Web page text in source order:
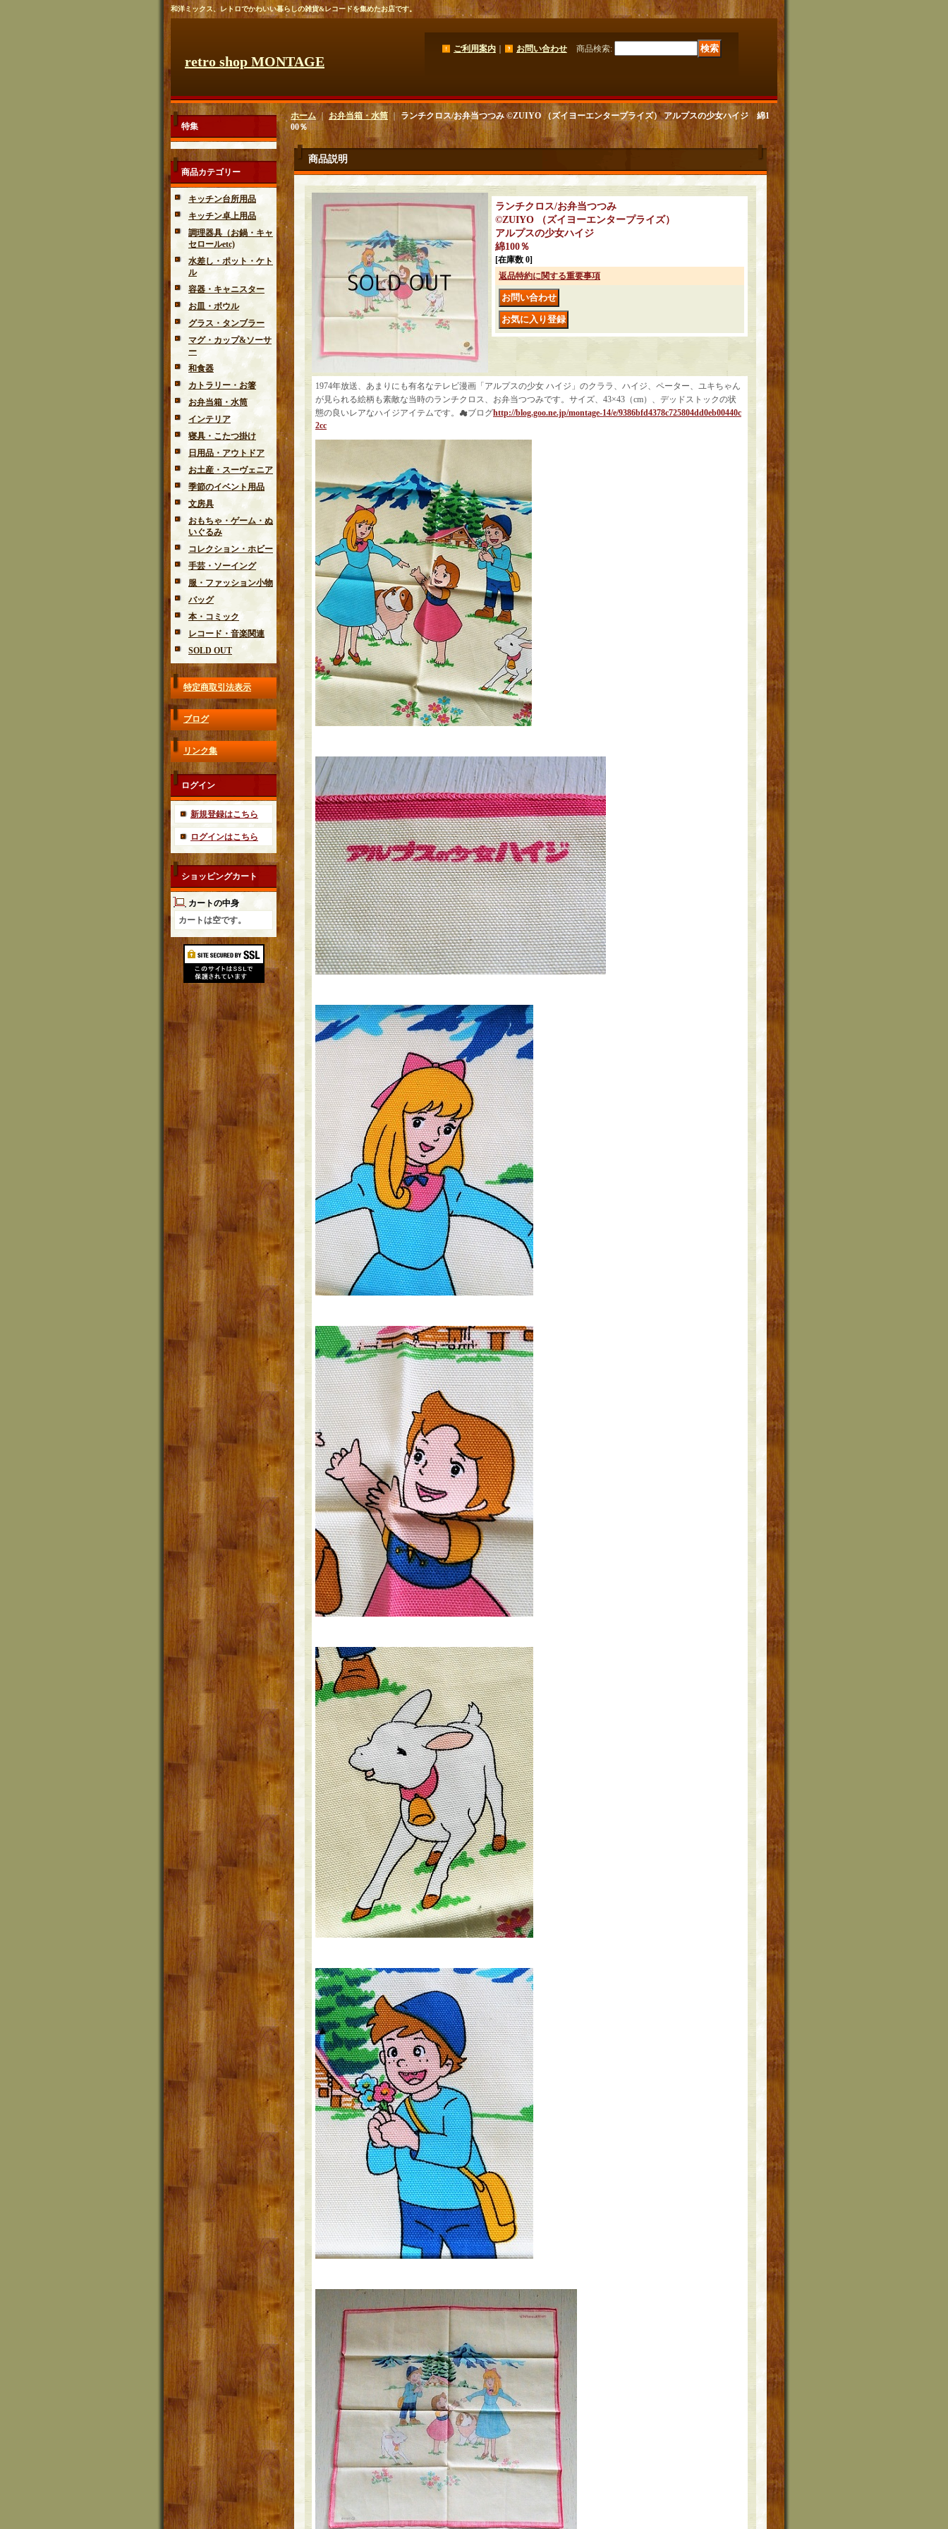
和洋ミックス、レトロでかわいい暮らしの雑貨&レコードを集めたお店です。
retro shop MONTAGE
ご利用案内 お問い合わせ 商品検索:
特集
商品カテゴリー
キッチン台所用品
キッチン卓上用品
調理器具（お鍋・キャ
セロールetc)
水差し・ポット・ケト
ル
容器・キャニスター
お皿・ボウル
グラス・タンブラー
マグ・カップ&ソーサ
ー
和食器
カトラリー・お箸
お弁当箱・水筒
インテリア
寝具・こたつ掛け
日用品・アウトドア
お土産・スーヴェニア
季節のイベント用品
文房具
おもちゃ・ゲーム・ぬ
いぐるみ
コレクション・ホビー
手芸・ソーイング
服・ファッション小物
バッグ
本・コミック
レコード・音楽関連
SOLD OUT
特定商取引法表示
ブログ
リンク集
ログイン
新規登録はこちら
ログインはこちら
ショッピングカート
カートの中身
カートは空です。
ホーム｜ お弁当箱・水筒 ｜ ランチクロス/お弁当つつみ ©ZUIYO （ズイヨーエンタープライズ） アルプスの少女ハイジ 綿1
00％
商品説明
ランチクロス/お弁当つつみ
©ZUIYO （ズイヨーエンタープライズ）
アルプスの少女ハイジ
綿100％
[在庫数 0]
返品特約に関する重要事項
1974年放送、あまりにも有名なテレビ漫画「アルプスの少女 ハイジ」のクララ、ハイジ、ペーター、ユキちゃん
が見られる絵柄も素敵な当時のランチクロス、お弁当つつみです。サイズ、43×43（cm）、デッドストックの状
態の良いレアなハイジアイテムです。☁ブログhttp://blog.goo.ne.jp/montage-14/e/9386bfd4378c725804dd0eb00440c
2cc